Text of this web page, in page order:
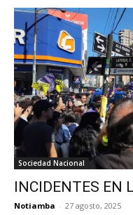
Sociedad Nacional
INCIDENTES EN
Notiamba - 27 agosto, 2025